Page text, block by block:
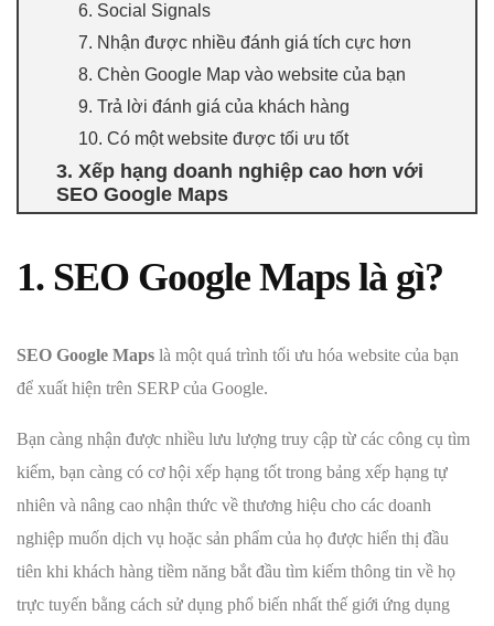
6. Social Signals
7. Nhận được nhiều đánh giá tích cực hơn
8. Chèn Google Map vào website của bạn
9. Trả lời đánh giá của khách hàng
10. Có một website được tối ưu tốt
3. Xếp hạng doanh nghiệp cao hơn với
SEO Google Maps
1. SEO Google Maps là gì?
SEO Google Maps là một quá trình tối ưu hóa website của bạn
để xuất hiện trên SERP của Google.
Bạn càng nhận được nhiều lưu lượng truy cập từ các công cụ tìm
kiếm, bạn càng có cơ hội xếp hạng tốt trong bảng xếp hạng tự
nhiên và nâng cao nhận thức về thương hiệu cho các doanh
nghiệp muốn dịch vụ hoặc sản phẩm của họ được hiển thị đầu
tiên khi khách hàng tiềm năng bắt đầu tìm kiếm thông tin về họ
trực tuyến bằng cách sử dụng phổ biến nhất thế giới ứng dụng